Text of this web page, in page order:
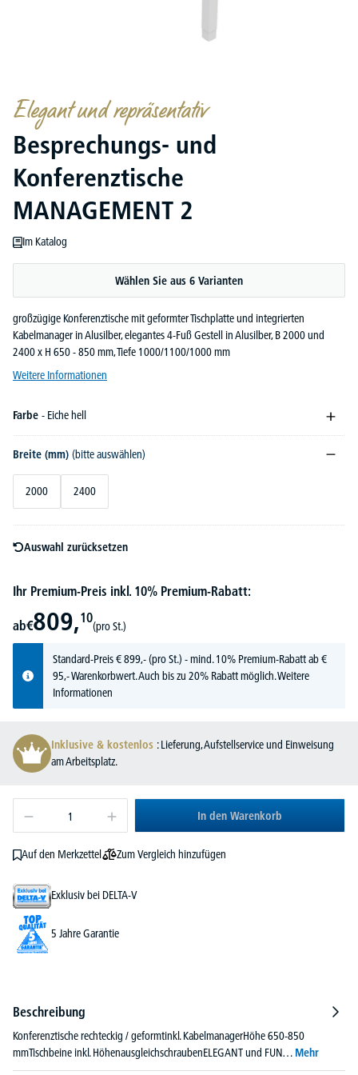
Elegant und repräsentativ
Besprechungs- und
Konferenztische
MANAGEMENT 2
Im Katalog
Wählen Sie aus 6 Varianten
großzügige Konferenztische mit geformter Tischplatte und integrierten
Kabelmanager in Alusilber, elegantes 4-Fuß Gestell in Alusilber, B 2000 und
2400 x H 650 - 850 mm, Tiefe 1000/1100/1000 mm
Weitere Informationen
Farbe - Eiche hell
Breite (mm) (bitte auswählen)
2000 2400
Auswahl zurücksetzen
Ihr Premium-Preis inkl. 10% Premium-Rabatt:
ab€809,10
(pro St.)
Standard-Preis€899,-(pro St.) - mind. 10% Premium-Rabatt ab €
95,- Warenkorbwert. Auch bis zu 20% Rabatt möglich.Weitere
Informationen
Inklusive & kostenlos : Lieferung, Aufstellservice und Einweisung
am Arbeitsplatz.
In den Warenkorb
Auf den Merkzettel Zum Vergleich hinzufügen
Exklusiv bei DELTA-V
5 Jahre Garantie
Beschreibung
Konferenztische rechteckig / geformtinkl. KabelmanagerHöhe 650-850
mmTischbeine inkl. HöhenausgleichschraubenELEGANT und FUN… Mehr